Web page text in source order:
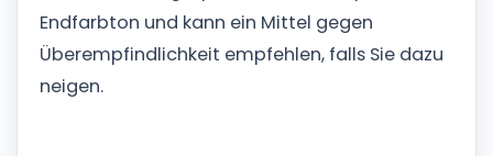
Endfarbton und kann ein Mittel gegen
Überempfindlichkeit empfehlen, falls Sie dazu
neigen.